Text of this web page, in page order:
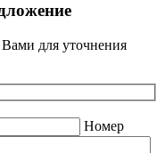
для уточнения
Номер